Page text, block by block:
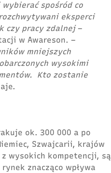
wybierać spośród co
eksperci
czy pracy zdalnej–
w Awareson. –
mniejszych
wysokimi
ów. Kto zostanie
ok. 300 000 a po
Szwajcarii, krajów
z wysokich kompetencji, są
znacząco wpływa